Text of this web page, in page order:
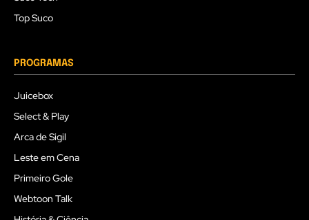
Top Suco
PROGRAMAS
Juicebox
Select & Play
Arca de Sigil
Leste em Cena
Primeiro Gole
Webtoon Talk